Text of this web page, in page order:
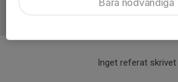
Inget referat skrivet